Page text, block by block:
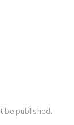
be published.